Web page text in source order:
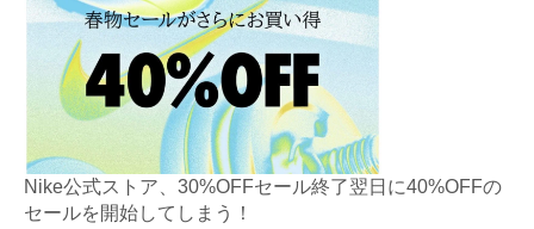
Nike公式ストア、30%OFFセール終了翌日に40%OFFの
セールを開始してしまう！